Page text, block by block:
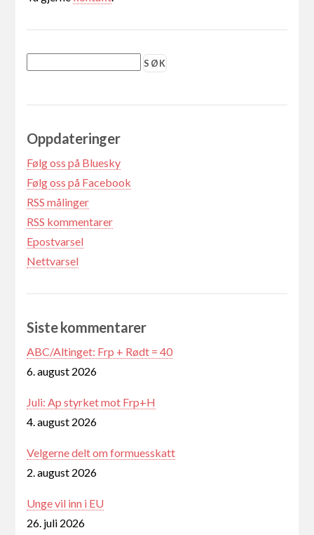
Oppdateringer
Følg oss på Bluesky
Følg oss på Facebook
RSS målinger
RSS kommentarer
Epostvarsel
Nettvarsel
Siste kommentarer
ABC/Altinget: Frp + Rødt = 40
6. august 2026
Juli: Ap styrket mot Frp+H
4. august 2026
Velgerne delt om formuesskatt
2. august 2026
Unge vil inn i EU
26. juli 2026